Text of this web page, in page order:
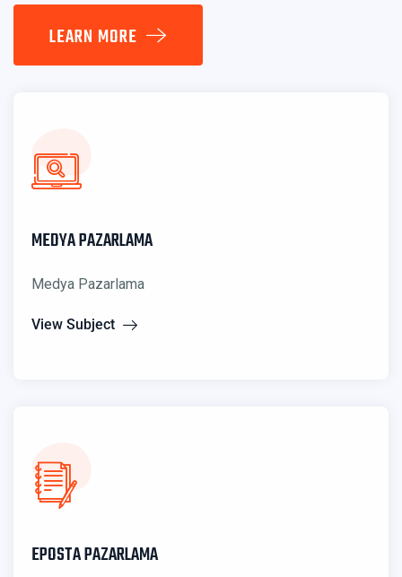
LEARN MORE
MEDYA PAZARLAMA
Medya Pazarlama
View Subject
EPOSTA PAZARLAMA